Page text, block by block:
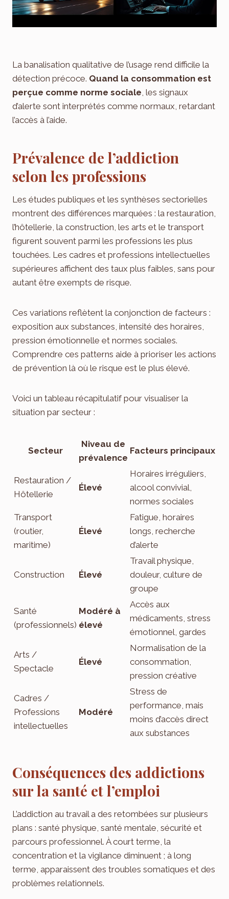
La banalisation qualitative de l’usage rend difficile la
détection précoce. Quand la consommation est
perçue comme norme sociale, les signaux
d’alerte sont interprétés comme normaux, retardant
l’accès à l’aide.
Prévalence de l’addiction
selon les professions
Les études publiques et les synthèses sectorielles
montrent des différences marquées : la restauration,
l’hôtellerie, la construction, les arts et le transport
figurent souvent parmi les professions les plus
touchées. Les cadres et professions intellectuelles
supérieures affichent des taux plus faibles, sans pour
autant être exempts de risque.
Ces variations reflètent la conjonction de facteurs :
exposition aux substances, intensité des horaires,
pression émotionnelle et normes sociales.
Comprendre ces patterns aide à prioriser les actions
de prévention là où le risque est le plus élevé.
Voici un tableau récapitulatif pour visualiser la
situation par secteur :
Secteur
Niveau de
prévalence
Facteurs principaux
Restauration /
Hôtellerie
Élevé
Horaires irréguliers,
alcool convivial,
normes sociales
Transport
(routier,
maritime)
Élevé
Fatigue, horaires
longs, recherche
d’alerte
Construction Élevé
Travail physique,
douleur, culture de
groupe
Santé
(professionnels)
Modéré à
élevé
Accès aux
médicaments, stress
émotionnel, gardes
Arts /
Spectacle
Élevé
Normalisation de la
consommation,
pression créative
Cadres /
Professions
intellectuelles
Modéré
Stress de
performance, mais
moins d’accès direct
aux substances
Conséquences des addictions
sur la santé et l’emploi
L’addiction au travail a des retombées sur plusieurs
plans : santé physique, santé mentale, sécurité et
parcours professionnel. À court terme, la
concentration et la vigilance diminuent ; à long
terme, apparaissent des troubles somatiques et des
problèmes relationnels.